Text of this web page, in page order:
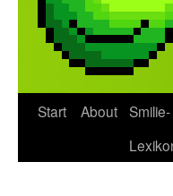
Start About Smilie-